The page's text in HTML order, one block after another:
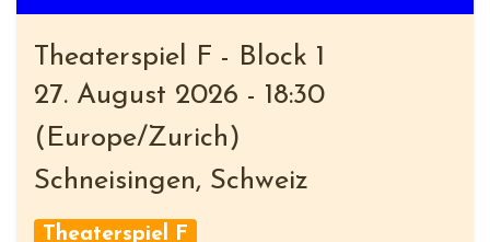
Theaterspiel F - Block 1
27. August 2026 - 18:30
( Europe/Zurich )
Schneisingen, Schweiz
Theaterspiel F